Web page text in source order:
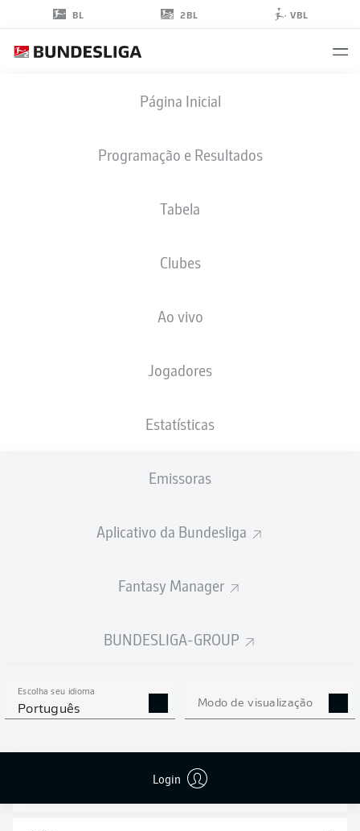
BL 2BL VBL
Página Inicial
Programação e Resultados
Tabela
Clubes
Ao vivo
Jogadores
Estatísticas
Emissoras
Aplicativo da Bundesliga
Fantasy Manager
BUNDESLIGA-GROUP
Escolha seu idioma
Português Modo de visualização
Login
EINTRACHT BRAUNSCHWEIG
ESTATÍSTICAS DA
TEMPORADA 2026/2027